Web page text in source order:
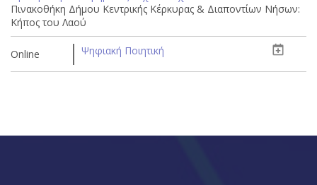
Πινακοθήκη Δήμου Κεντρικής Κέρκυρας & Διαποντίων Νήσων:
Κήπος του Λαού
Online Ψηφιακή Ποιητική